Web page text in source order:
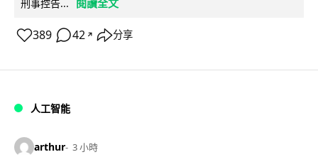
刑事控告...
389 42 ↗ 分享
人工智能
arthur 3 小時